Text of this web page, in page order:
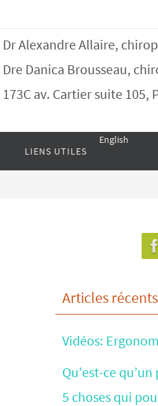
Dr Alexandre Allaire,
Dre Danica Brousseau,
173C av. Cartier suite 105,
LIENS UTILES
English
Articles récents
Vidéos:
Qu’est-ce
5 choses qui